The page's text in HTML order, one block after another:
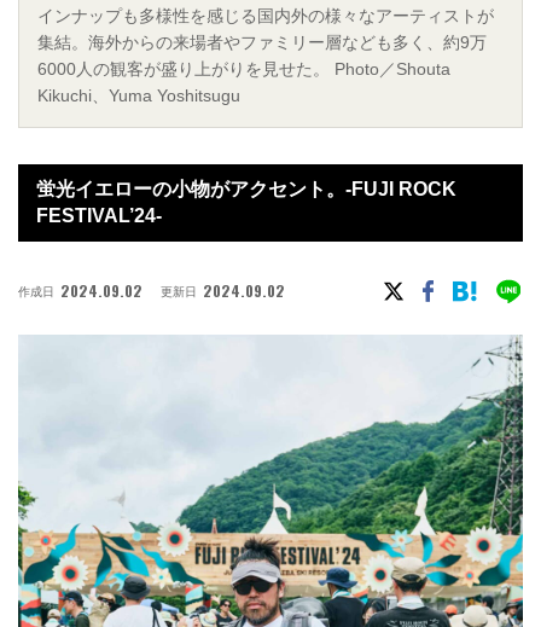
インナップも多様性を感じる国内外の様々なアーティストが
集結。海外からの来場者やファミリー層なども多く、約9万
6000人の観客が盛り上がりを見せた。 Photo／Shouta
Kikuchi、Yuma Yoshitsugu
蛍光イエローの小物がアクセント。-FUJI ROCK
FESTIVAL’24-
作成日 2024.09.02 更新日 2024.09.02